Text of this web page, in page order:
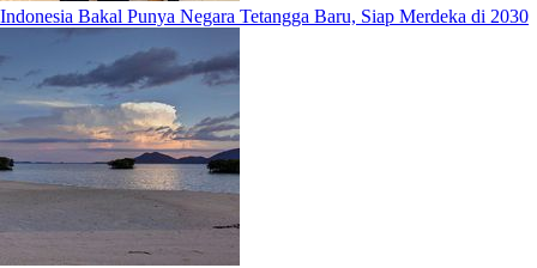
Indonesia Bakal Punya Negara Tetangga Baru, Siap Merdeka di 2030